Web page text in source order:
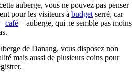
auberge, vous ne pouvez pas penser
pour les visiteurs à budget serré, car
café – auberge, qui ne semble pas moins
de Danang, vous disposez non
mais aussi de plusieurs coins pour